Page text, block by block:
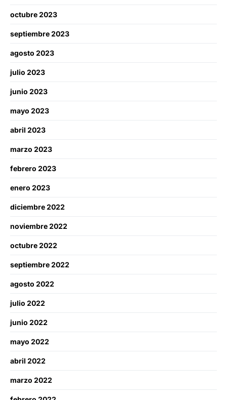
octubre 2023
septiembre 2023
agosto 2023
julio 2023
junio 2023
mayo 2023
abril 2023
marzo 2023
febrero 2023
enero 2023
diciembre 2022
noviembre 2022
octubre 2022
septiembre 2022
agosto 2022
julio 2022
junio 2022
mayo 2022
abril 2022
marzo 2022